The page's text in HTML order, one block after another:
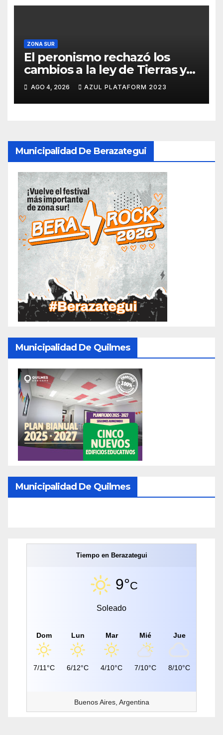
ZONA SUR
El peronismo rechazó los
cambios a la ley de Tierras y
convocó a movilizarse el
jueves en contra del Gobierno
AGO 4, 2026 AZUL PLATAFORM 2023
Municipalidad De Berazategui
Municipalidad De Quilmes
Municipalidad De Quilmes
Tiempo en Berazategui
9°C
Soleado
Dom
7/11°C
Lun
6/12°C
Mar
4/10°C
Mié
7/10°C
Jue
8/10°C
Buenos Aires, Argentina